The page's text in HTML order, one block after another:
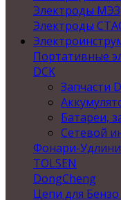
Электроды МЭЗ
Электроды
Портативные
DCK
Запчасти
Батареи,
Сетевой
Фонари-
TOLSEN
DongCheng
Цепи для Бензо